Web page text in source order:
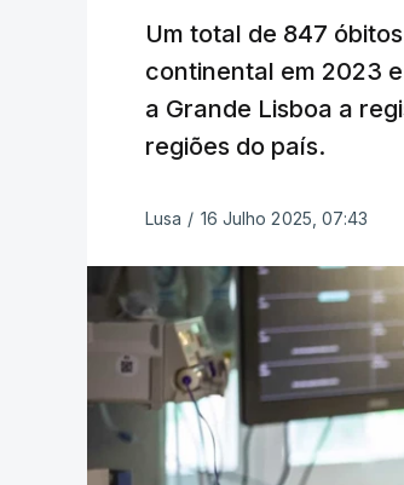
Um total de 847
continental em 2023
a Grande Lisboa a
regiões do país.
Lusa / 16 Julho 2025, 07:43